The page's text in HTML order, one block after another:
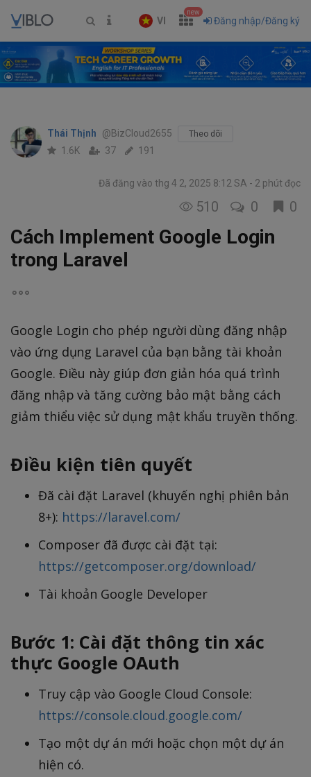
VI
new
Đăng nhập/Đăng ký
Thái Thịnh @BizCloud2655 Theo dõi
1.6K 37 191
Đã đăng vào thg 4 2, 2025 8:12 SA 2 phút đọc
510 0 0
Cách Implement Google Login
trong Laravel
Google Login cho phép người dùng đăng nhập
vào ứng dụng Laravel của bạn bằng tài khoản
Google. Điều này giúp đơn giản hóa quá trình
đăng nhập và tăng cường bảo mật bằng cách
giảm thiểu việc sử dụng mật khẩu truyền thống.
Điều kiện tiên quyết
Đã cài đặt Laravel (khuyến nghị phiên bản
8+): https://laravel.com/
Composer đã được cài đặt tại:
https://getcomposer.org/download/
Tài khoản Google Developer
Bước 1: Cài đặt thông tin xác
thực Google OAuth
Truy cập vào Google Cloud Console:
https://console.cloud.google.com/
Tạo một dự án mới hoặc chọn một dự án
hiện có.